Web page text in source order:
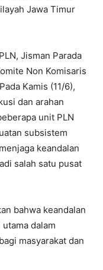
Jawa Timur
Jisman Parada
Non Komisaris
Kamis (11/6),
dan arahan
unit PLN
subsistem
keandalan
salah satu pusat
bahwa keandalan
dalam
masyarakat dan